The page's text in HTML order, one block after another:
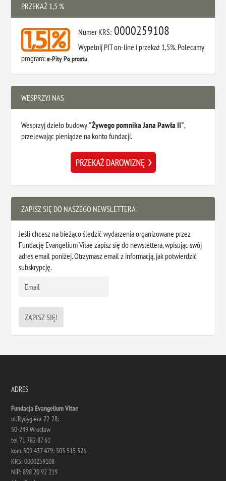
PRZEKAŻ 1,5 %
Numer KRS: 0000259108
Wypełnij PIT on-line i przekaż 1,5%. Polecamy
program:e-Pity Po prostu
WESPRZYJ NAS
Wesprzyj dzieło budowy "Żywego pomnika Jana Pawła II",
przelewając pieniądze na konto fundacji.
ZAPISZ SIĘ DO NASZEGO NEWSLETTERA
Jeśli chcesz na bieżąco śledzić wydarzenia organizowane przez
Fundację Evangelium Vitae zapisz się do newslettera, wpisując swój
adres email poniżej. Otrzymasz email z informacją, jak potwierdzić
subskrypcję.
ADRES
Fundacja Evangelium Vitae
ul. Rydygiera 22-28;
50-249 Wrocław
tel 71 782 87 61
kom. 509 437 479; 503 515 526
KRS: 0000259108
NIP: 898 20 92 219